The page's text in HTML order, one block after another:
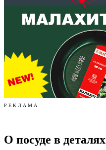
Р Е К Л А М А
О посуде в деталях